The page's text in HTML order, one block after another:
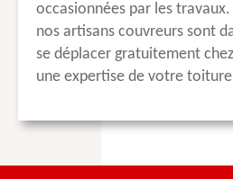
occasionnées par les travaux.
nos artisans couvreurs sont
se déplacer gratuitement
une expertise de votre